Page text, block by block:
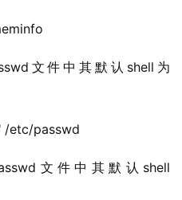
文件中其默认 shell 为
/etc/passwd
文件中其默认 shell